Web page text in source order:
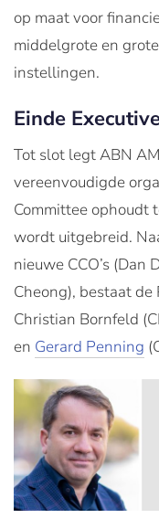
op maat voor
middelgrote en
instellingen.
Einde
Tot slot legt ABN
vereenvoudigde
Committee ophoudt
wordt uitgebreid.
nieuwe CCO’s (Dan
Cheong), bestaat de
Christian Bornfeld
en Gerard Penning